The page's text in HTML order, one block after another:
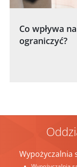
Co wpływa
ograniczyć?
Wypożyczalnia